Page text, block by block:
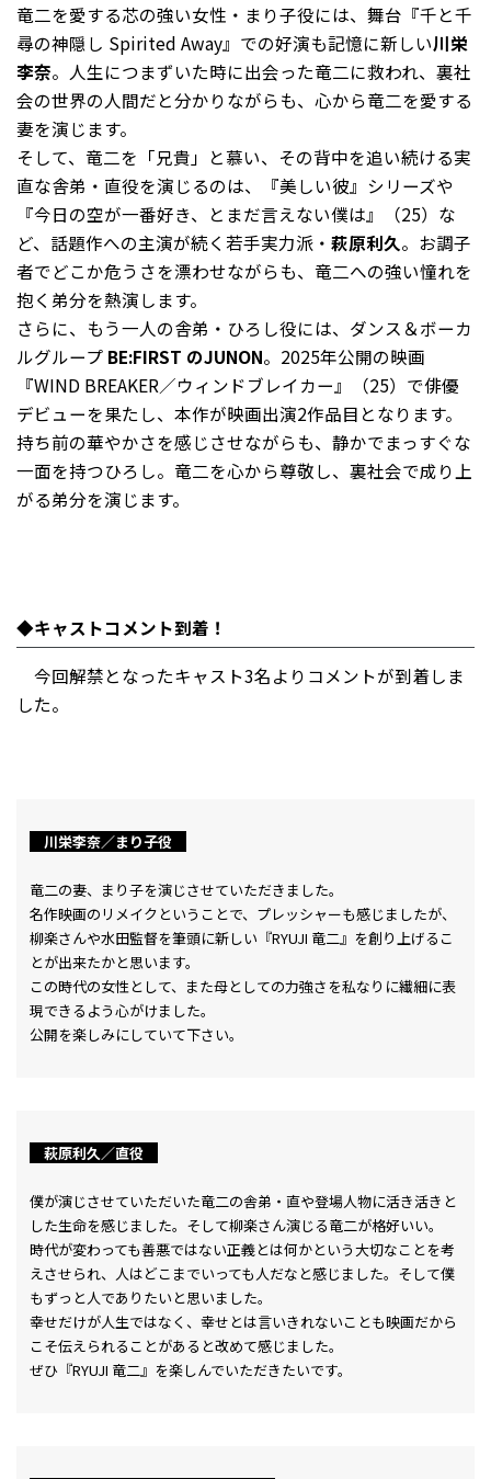
竜二を愛する芯の強い女性・まり子役には、舞台『千と千
尋の神隠し Spirited Away』での好演も記憶に新しい川栄
李奈。人生につまずいた時に出会った竜二に救われ、裏社
会の世界の人間だと分かりながらも、心から竜二を愛する
妻を演じます。
そして、竜二を「兄貴」と慕い、その背中を追い続ける実
直な舎弟・直役を演じるのは、『美しい彼』シリーズや
『今日の空が一番好き、とまだ言えない僕は』（25）な
ど、話題作への主演が続く若手実力派・ 萩原利久。お調子
者でどこか危うさを漂わせながらも、竜二への強い憧れを
抱く弟分を熱演します。
さらに、もう一人の舎弟・ひろし役には、ダンス＆ボーカ
ルグループ BE:FIRST のJUNON。2025年公開の映画
『WIND BREAKER／ウィンドブレイカー』（25）で俳優
デビューを果たし、本作が映画出演2作品目となります。
持ち前の華やかさを感じさせながらも、静かでまっすぐな
一面を持つひろし。竜二を心から尊敬し、裏社会で成り上
がる弟分を演じます。
◆キャストコメント到着！
今回解禁となったキャスト3名よりコメントが到着しま
した。
川栄李奈／まり子役
竜二の妻、まり子を演じさせていただきました。
名作映画のリメイクということで、プレッシャーも感じましたが、
柳楽さんや水田監督を筆頭に新しい『RYUJI 竜二』を創り上げるこ
とが出来たかと思います。
この時代の女性として、また母としての力強さを私なりに繊細に表
現できるよう心がけました。
公開を楽しみにしていて下さい。
萩原利久／直役
僕が演じさせていただいた竜二の舎弟・直や登場人物に活き活きと
した生命を感じました。そして柳楽さん演じる竜二が格好いい。
時代が変わっても善悪ではない正義とは何かという大切なことを考
えさせられ、人はどこまでいっても人だなと感じました。そして僕
もずっと人でありたいと思いました。
幸せだけが人生ではなく、幸せとは言いきれないことも映画だから
こそ伝えられることがあると改めて感じました。
ぜひ『RYUJI 竜二』を楽しんでいただきたいです。